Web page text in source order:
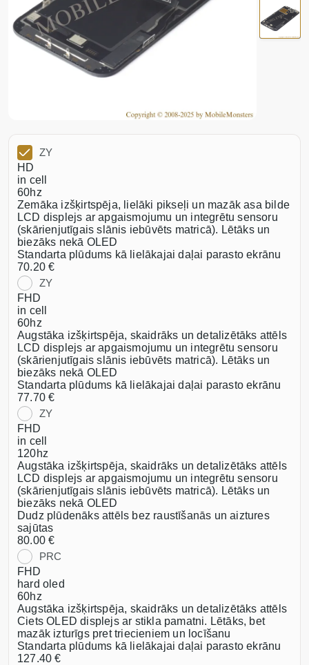
ZY
HD
in cell
60hz
Zemāka izšķirtspēja, lielāki pikseļi un mazāk asa bilde
LCD displejs ar apgaismojumu un integrētu sensoru
(skārienjutīgais slānis iebūvēts matricā). Lētāks un
biezāks nekā OLED
Standarta plūdums kā lielākajai daļai parasto ekrānu
70.20 €
ZY
FHD
in cell
60hz
Augstāka izšķirtspēja, skaidrāks un detalizētāks attēls
LCD displejs ar apgaismojumu un integrētu sensoru
(skārienjutīgais slānis iebūvēts matricā). Lētāks un
biezāks nekā OLED
Standarta plūdums kā lielākajai daļai parasto ekrānu
77.70 €
ZY
FHD
in cell
120hz
Augstāka izšķirtspēja, skaidrāks un detalizētāks attēls
LCD displejs ar apgaismojumu un integrētu sensoru
(skārienjutīgais slānis iebūvēts matricā). Lētāks un
biezāks nekā OLED
Dudz plūdenāks attēls bez raustīšanās un aiztures
sajūtas
80.00 €
PRC
FHD
hard oled
60hz
Augstāka izšķirtspēja, skaidrāks un detalizētāks attēls
Ciets OLED displejs ar stikla pamatni. Lētāks, bet
mazāk izturīgs pret triecieniem un locīšanu
Standarta plūdums kā lielākajai daļai parasto ekrānu
127.40 €